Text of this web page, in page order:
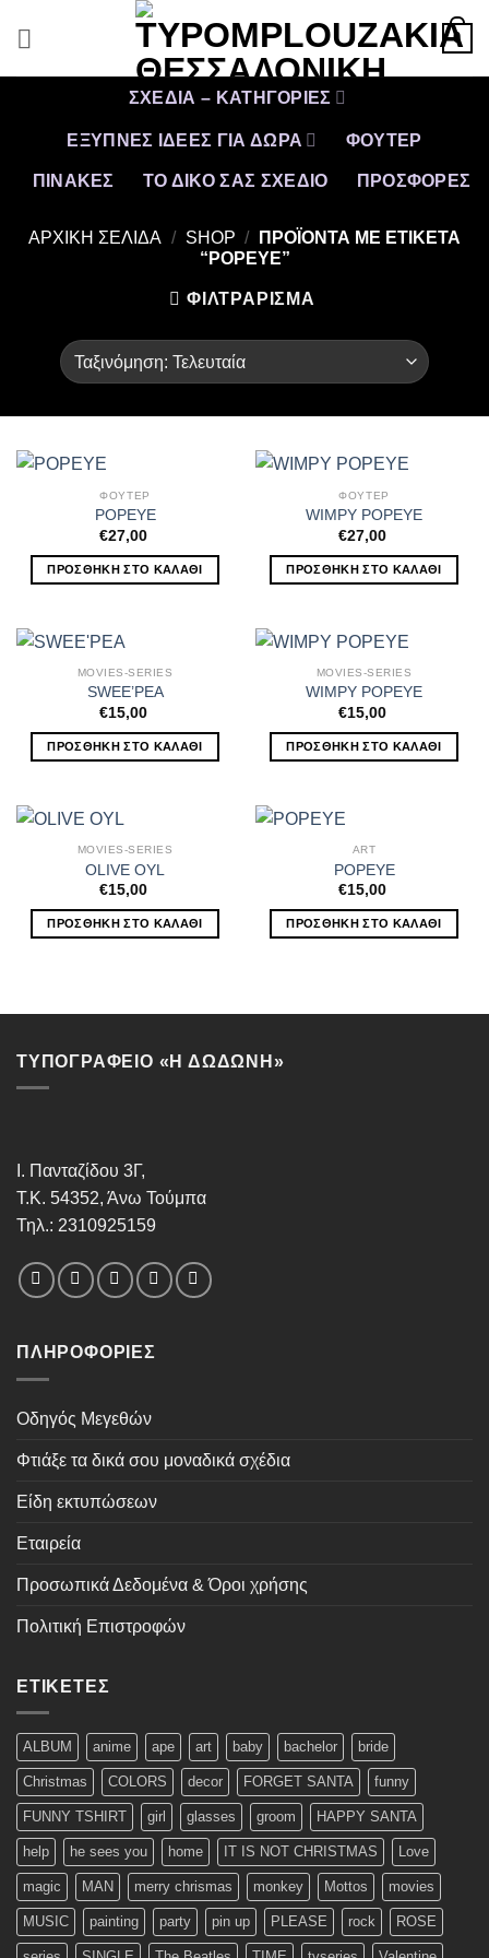
0
ΣΧΕΔΙΑ – ΚΑΤΗΓΟΡΙΕΣ
ΕΞΥΠΝΕΣ ΙΔΕΕΣ ΓΙΑ ΔΩΡΑ ΦΟΥΤΕΡ
ΠΙΝΑΚΕΣ ΤΟ ΔΙΚΟ ΣΑΣ ΣΧΕΔΙΟ ΠΡΟΣΦΟΡΈΣ
ΑΡΧΙΚΉ ΣΕΛΊΔΑ / SHOP /
ΠΡΟΪΌΝΤΑ ΜΕ ΕΤΙΚΈΤΑ
“POPEYE”
ΦΙΛΤΡΆΡΙΣΜΑ
ΦΟΥΤΕΡ
POPEYE
€27,00
ΠΡΟΣΘΉΚΗ ΣΤΟ ΚΑΛΆΘΙ
ΦΟΥΤΕΡ
WIMPY POPEYE
€27,00
ΠΡΟΣΘΉΚΗ ΣΤΟ ΚΑΛΆΘΙ
MOVIES-SERIES
SWEE’PEA
€15,00
ΠΡΟΣΘΉΚΗ ΣΤΟ ΚΑΛΆΘΙ
MOVIES-SERIES
WIMPY POPEYE
€15,00
ΠΡΟΣΘΉΚΗ ΣΤΟ ΚΑΛΆΘΙ
MOVIES-SERIES
OLIVE OYL
€15,00
ΠΡΟΣΘΉΚΗ ΣΤΟ ΚΑΛΆΘΙ
ART
POPEYE
€15,00
ΠΡΟΣΘΉΚΗ ΣΤΟ ΚΑΛΆΘΙ
ΤΥΠΟΓΡΑΦΕΙΟ «Η ΔΩΔΩΝΗ»
Ι. Πανταζίδου 3Γ,
Τ.Κ. 54352, Άνω Τούμπα
Τηλ.: 2310925159
ΠΛΗΡΟΦΟΡΊΕΣ
Οδηγός Μεγεθών
Φτιάξε τα δικά σου μοναδικά σχέδια
Είδη εκτυπώσεων
Εταιρεία
Προσωπικά Δεδομένα & Όροι χρήσης
Πολιτική Επιστροφών
ΕΤΙΚΈΤΕΣ
ALBUM anime ape art baby bachelor bride
Christmas COLORS decor FORGET SANTA funny
FUNNY TSHIRT girl glasses groom HAPPY SANTA
help he sees you home IT IS NOT CHRISTMAS Love
magic MAN merry chrismas monkey Mottos movies
MUSIC painting party pin up PLEASE rock ROSE